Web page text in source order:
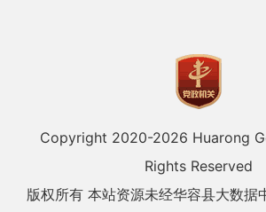
Copyright 2020-2026 Huarong
Rights Reserved
版权所有 本站资源未经华容县大数据